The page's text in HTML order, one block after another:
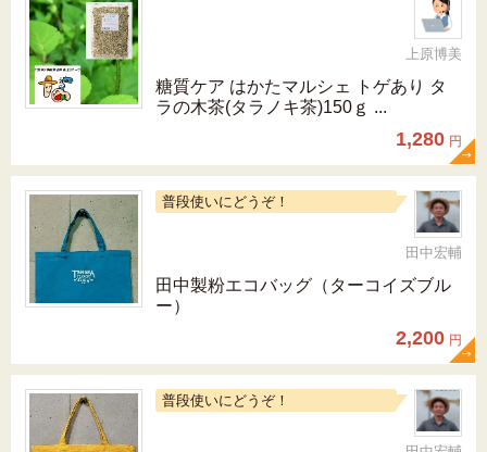
上原博美
糖質ケア はかたマルシェ トゲあり タ
ラの木茶(タラノキ茶)150ｇ ...
1,280 円
普段使いにどうぞ！
田中宏輔
田中製粉エコバッグ（ターコイズブル
ー）
2,200 円
普段使いにどうぞ！